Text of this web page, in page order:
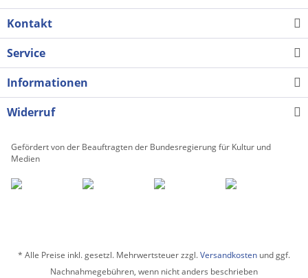
Kontakt
Service
Informationen
Widerruf
Gefördert von der Beauftragten der Bundesregierung für Kultur und
Medien
* Alle Preise inkl. gesetzl. Mehrwertsteuer zzgl.Versandkosten und ggf.
Nachnahmegebühren, wenn nicht anders beschrieben